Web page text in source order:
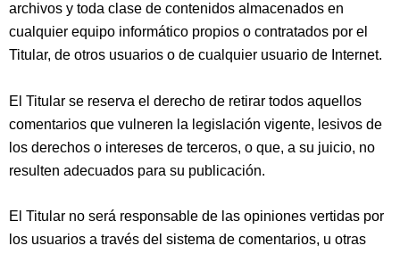
archivos y toda clase de contenidos almacenados en
cualquier equipo informático propios o contratados por el
Titular, de otros usuarios o de cualquier usuario de Internet.
El Titular se reserva el derecho de retirar todos aquellos
comentarios que vulneren la legislación vigente, lesivos de
los derechos o intereses de terceros, o que, a su juicio, no
resulten adecuados para su publicación.
El Titular no será responsable de las opiniones vertidas por
los usuarios a través del sistema de comentarios, u otras